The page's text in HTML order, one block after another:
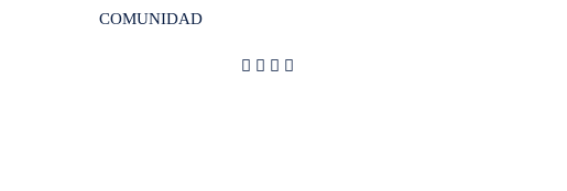
COMUNIDAD